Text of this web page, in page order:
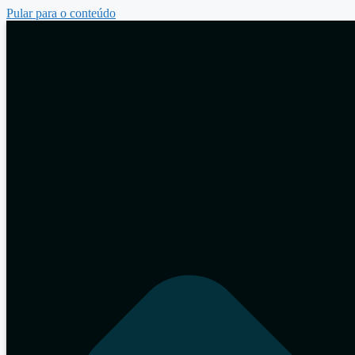
Pular para o conteúdo